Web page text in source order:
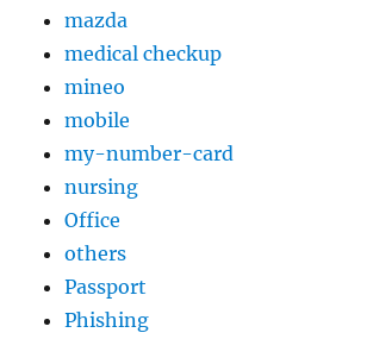
mazda
medical checkup
mineo
mobile
my-number-card
nursing
Office
others
Passport
Phishing